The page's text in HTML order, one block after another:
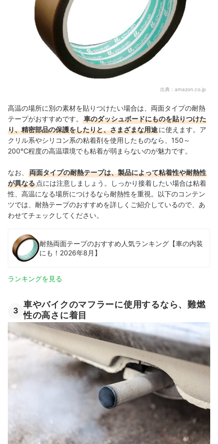
出典： amazon.co.jp
高温の場所に別の素材を貼りつけたい場合は、両面タイプの耐熱
テープがおすすめです。
車のダッシュボードにものを貼りつけた
り、精密部品の保護をしたりと、さまざまな用途に使えます。ア
クリル系やシリコン系の粘着剤を使用したものなら、150～
200℃程度の高温環境でも粘着が弱まらないのが魅力です。
なお、
両面タイプの耐熱テープは、製品によって粘着性や耐熱性
が異なる 点には注意しましょう。しっかり接着したい場合は粘着
性、高温になる場所につけるなら耐熱性を重視。以下のコンテン
ツでは、耐熱テープのおすすめを詳しくご紹介しているので、あ
わせてチェックしてください。
耐熱両面テープのおすすめ人気ランキング【車の内装
にも！2026年8月】
ランキングを見る
3
車やバイクのマフラーに使用するなら、難燃
性の高さに着目